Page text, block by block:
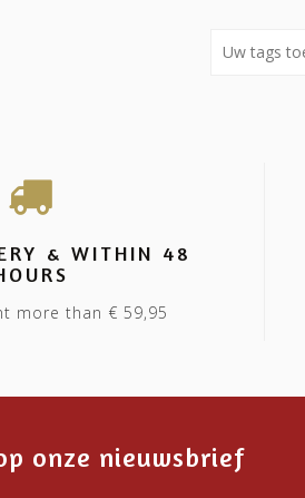
& WITHIN 48
more than € 59,95
onze nieuwsbrief